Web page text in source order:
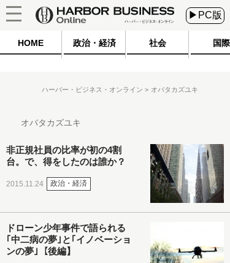
▶PC版
HOME 政治・経済 社会 国際
ハーバー・ビジネス・オンライン オバタカズユキ
オバタカズユキ
非正規社員の比率が初の4割
台。で、得をしたのは誰か？
2015.11.24 政治・経済
ドローン少年事件で語られる
｢中二病の夢｣と｢イノベーショ
ンの夢｣【後編】